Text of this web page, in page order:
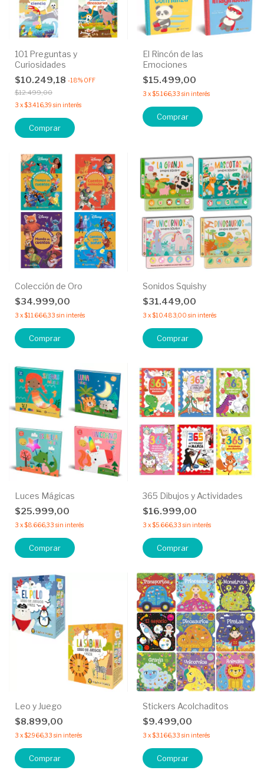
101 Preguntas y
Curiosidades
$10.249,18 -18% OFF
$12.499,00
3 x$3.416,39 sin interés
Comprar
El Rincón de las
Emociones
$15.499,00
3 x$5.166,33 sin interés
Comprar
Colección de Oro
$34.999,00
3 x$11.666,33 sin interés
Comprar
Sonidos Squishy
$31.449,00
3 x$10.483,00 sin interés
Comprar
Luces Mágicas
$25.999,00
3 x$8.666,33 sin interés
Comprar
365 Dibujos y Actividades
$16.999,00
3 x$5.666,33 sin interés
Comprar
Leo y Juego
$8.899,00
3 x$2.966,33 sin interés
Comprar
Stickers Acolchaditos
$9.499,00
3 x$3.166,33 sin interés
Comprar